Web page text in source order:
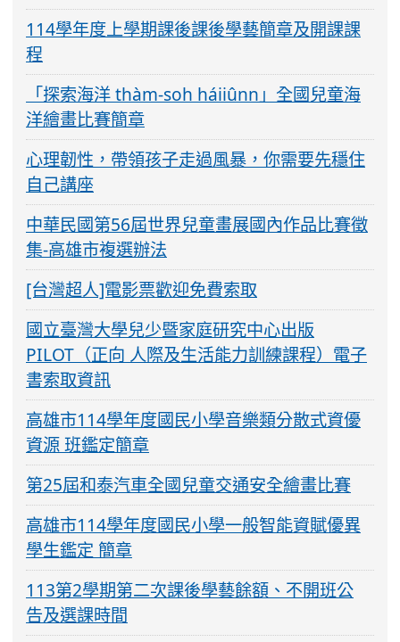
114學年度上學期課後課後學藝簡章及開課課
程
「探索海洋 thàm-soh háiiûnn」全國兒童海
洋繪畫比賽簡章
心理韌性，帶領孩子走過風暴，你需要先穩住
自己講座
中華民國第56屆世界兒童畫展國內作品比賽徵
集-高雄市複選辦法
[台灣超人]電影票歡迎免費索取
國立臺灣大學兒少暨家庭研究中心出版
PILOT（正向 人際及生活能力訓練課程）電子
書索取資訊
高雄市114學年度國民小學音樂類分散式資優
資源 班鑑定簡章
第25屆和泰汽車全國兒童交通安全繪畫比賽
高雄市114學年度國民小學一般智能資賦優異
學生鑑定 簡章
113第2學期第二次課後學藝餘額、不開班公
告及選課時間